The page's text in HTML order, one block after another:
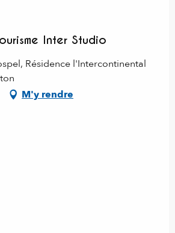
Inter Studio
Résidence l'Intercontinental
M'y rendre